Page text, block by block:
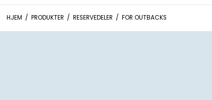
HJEM / PRODUKTER / RESERVEDELER / FOR OUTBACKS